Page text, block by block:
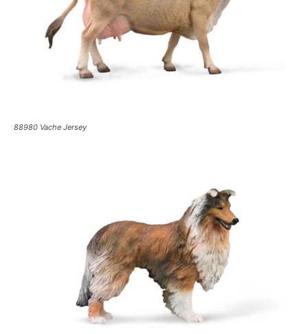
88980 Vache Jersey